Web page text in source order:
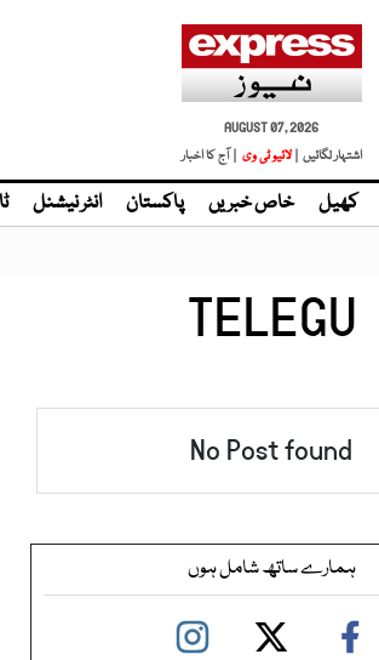
AUGUST 07, 2026
اشتہار لگائیں | لائیو ٹی وی | آج کا اخبار
کھیل خاص خبریں پاکستان انٹر نیشنل
TELEGU
No Post found
ہمارے ساتھ شامل ہوں